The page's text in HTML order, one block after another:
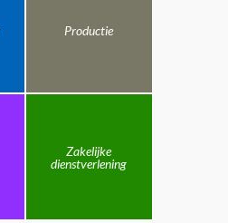
Productie
Zakelijke
dienstverlening